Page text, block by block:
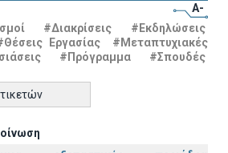
A-
#Διακρίσεις
#Εκδηλώσεις
Εργασίας
#Μεταπτυχιακές
#Πρόγραμμα
#Σπουδές